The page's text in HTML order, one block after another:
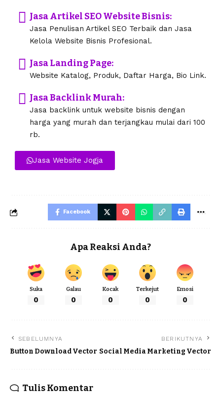
Jasa Artikel SEO Website Bisnis:
Jasa Penulisan Artikel SEO Terbaik dan Jasa
Kelola Website Bisnis Profesional.
Jasa Landing Page:
Website Katalog, Produk, Daftar Harga, Bio Link.
Jasa Backlink Murah:
Jasa backlink untuk website bisnis dengan
harga yang murah dan terjangkau mulai dari 100
rb.
Jasa Website Jogja
Facebook
Apa Reaksi Anda?
Suka
0
Galau
0
Kocak
0
Terkejut
0
Emosi
0
SEBELUMNYA
Button Download Vector
BERIKUTNYA
Social Media Marketing Vector
Tulis Komentar